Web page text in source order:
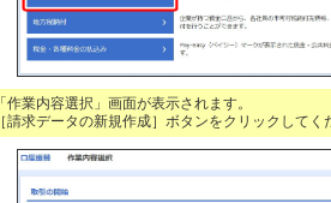
「作業内容選択」画面が表示されます。
［請求データの新規作成］ボタンをクリックしてく